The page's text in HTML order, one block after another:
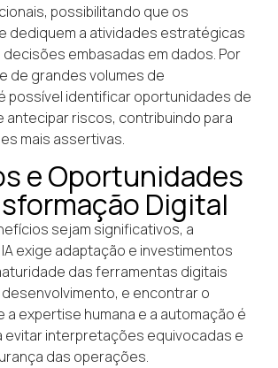
possibilitando que os
dediquem a atividades estratégicas
decisões embasadas em dados. Por
de grandes volumes de
possível identificar oportunidades de
antecipar riscos, contribuindo para
mais assertivas.
e Oportunidades
Digital
sejam significativos, a
exige adaptação e investimentos
das ferramentas digitais
e encontrar o
a expertise humana e a automação é
evitar interpretações equivocadas e
das operações.